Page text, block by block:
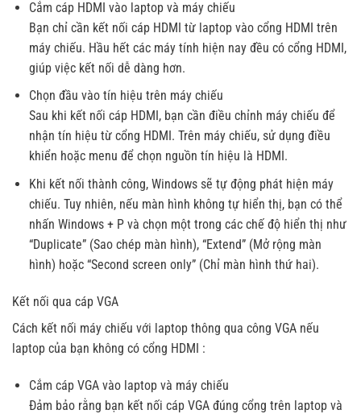
Cắm cáp HDMI vào laptop và máy chiếu
Bạn chỉ cần kết nối cáp HDMI từ laptop vào cổng HDMI trên
máy chiếu. Hầu hết các máy tính hiện nay đều có cổng HDMI,
giúp việc kết nối dễ dàng hơn.
Chọn đầu vào tín hiệu trên máy chiếu
Sau khi kết nối cáp HDMI, bạn cần điều chỉnh máy chiếu để
nhận tín hiệu từ cổng HDMI. Trên máy chiếu, sử dụng điều
khiển hoặc menu để chọn nguồn tín hiệu là HDMI.
Khi kết nối thành công, Windows sẽ tự động phát hiện máy
chiếu. Tuy nhiên, nếu màn hình không tự hiển thị, bạn có thể
nhấn Windows + P và chọn một trong các chế độ hiển thị như
“Duplicate” (Sao chép màn hình), “Extend” (Mở rộng màn
hình) hoặc “Second screen only” (Chỉ màn hình thứ hai).
Kết nối qua cáp VGA
Cách kết nối máy chiếu với laptop thông qua công VGA nếu
laptop của bạn không có cổng HDMI :
Cắm cáp VGA vào laptop và máy chiếu
Đảm bảo rằng bạn kết nối cáp VGA đúng cổng trên laptop và